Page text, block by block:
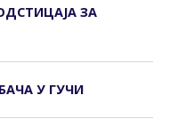
ЗА
У ГУЧИ